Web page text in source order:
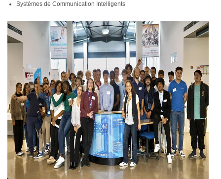
Systèmes de Communication Intelligents